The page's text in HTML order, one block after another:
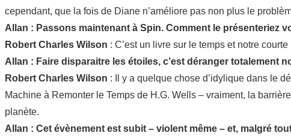
cependant, que la fois de Diane n’améliore pas non plus le
Allan : Passons maintenant à Spin. Comment le présenteriez
Robert Charles Wilson : C’est un livre sur le temps et notre
Allan : Faire disparaitre les étoiles, c’est déranger
Robert Charles Wilson : Il y a quelque chose d’idylique dans le
Machine à Remonter le Temps de H.G. Wells – vraiment, la
planète.
Allan : Cet évènement est subit – violent même – et, malgré